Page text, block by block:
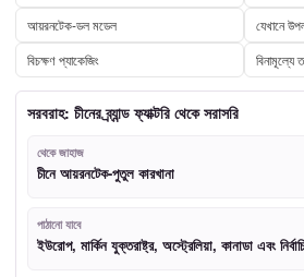
আয়রনটেক-ডল মডেল
যেখানে
বিচক্ষণ প্যাকেজিং
বিনামূল্যে
সরবরাহ: চীনের ব্র্যান্ড ফ্যাক্টরি থেকে সরাসরি
থেকে জাহাজ
চীনে আয়রনটেক-পুতুল কারখানা
পাঠানো যাবে
ইউরোপ, মার্কিন যুক্তরাষ্ট্র, অস্ট্রেলিয়া, কানাডা এবং